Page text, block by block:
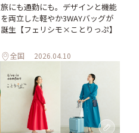
旅にも通勤にも。デザインと機能
を両立した軽やか3WAYバッグが
誕生【フェリシモ×ことりっぷ】
全国 2026.04.10